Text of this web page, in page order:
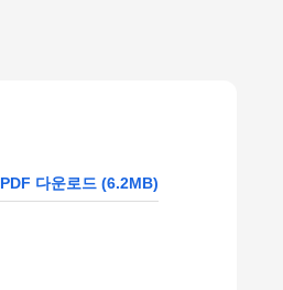
PDF 다운로드 (6.2MB)